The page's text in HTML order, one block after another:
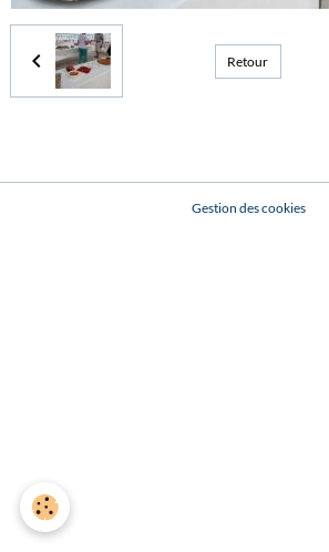
Retour
Gestion des cookies